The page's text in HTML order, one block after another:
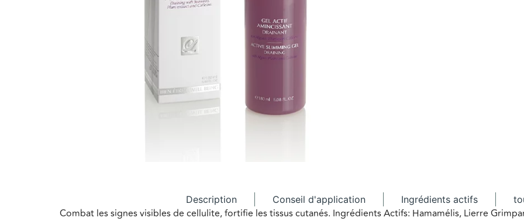
Description Conseil d'application Ingrédients actifs
Combat les signes visibles de cellulite, fortifie les tissus cutanés. Ingrédients Actifs: Hamamélis, Lierre